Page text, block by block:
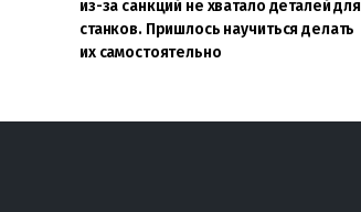
из-за санкций не хватало деталей для
станков. Пришлось научиться делать
их самостоятельно